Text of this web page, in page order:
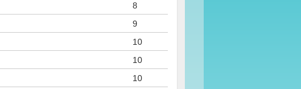
8
9
10
10
10